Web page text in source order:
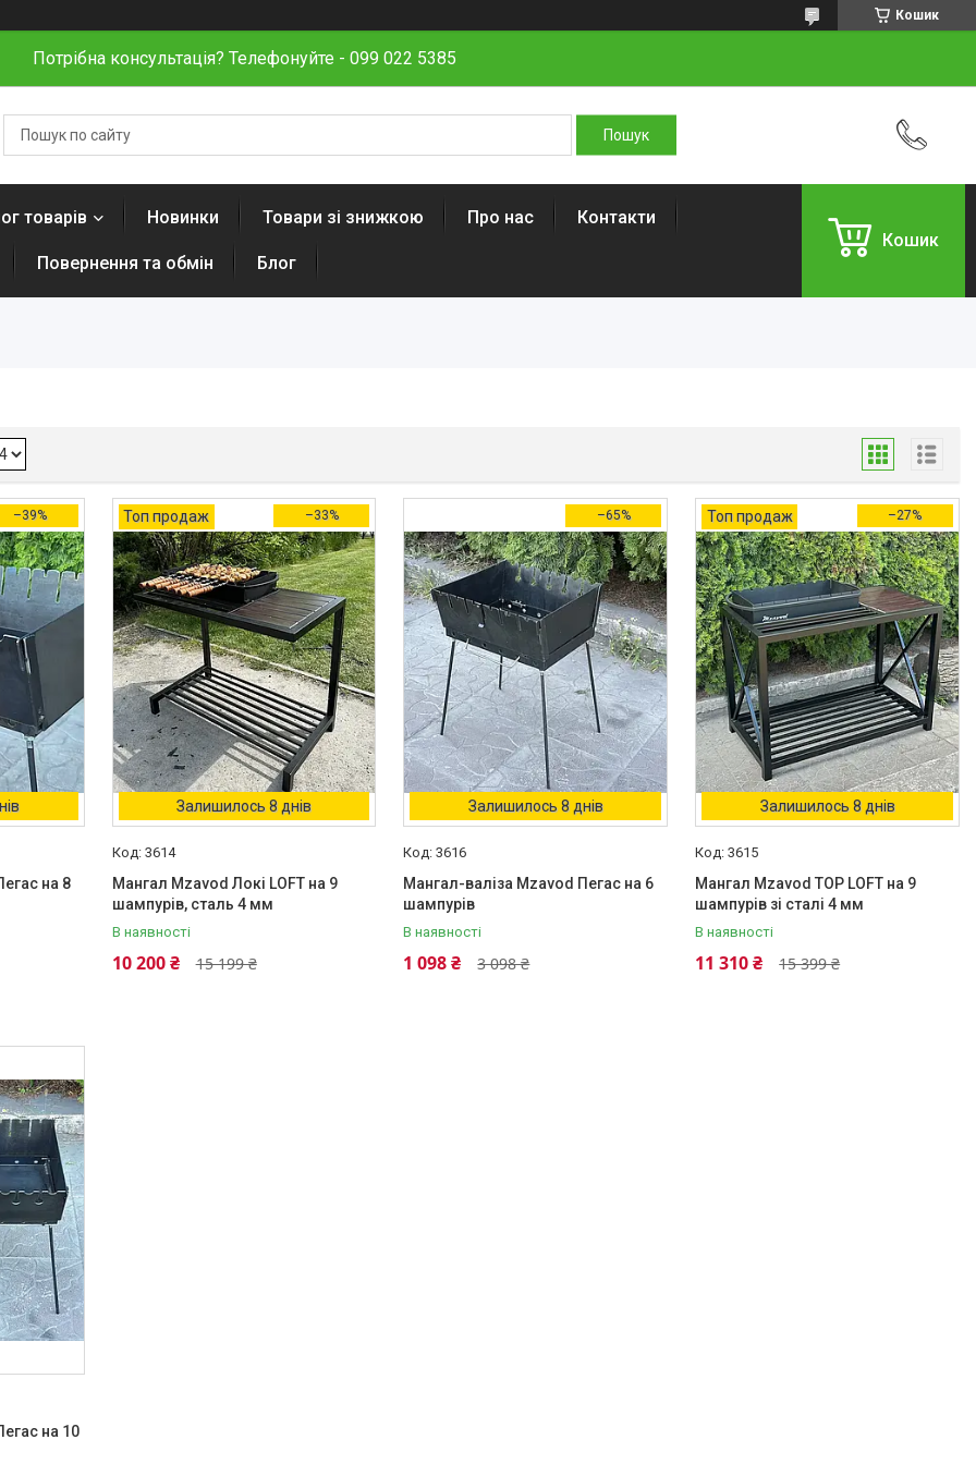
Кошик
Потрібна консультація? Телефонуйте - 099 022 5385
товарів Новинки Товари зі знижкою Про нас Контакти
Повернення та обмін Блог
Кошик
–39%
на 8
Топ продаж –33%
Залишилось 8 днів
3614
Мангал Mzavod Локі LOFT на 9
шампурів, сталь 4 мм
В наявності
15 199 ₴
10 200 ₴
–65%
Залишилось 8 днів
3616
Мангал-валіза Mzavod Пегас на 6
шампурів
В наявності
3 098 ₴
1 098 ₴
Топ продаж –27%
Залишилось 8 днів
3615
Мангал Mzavod ТОР LOFT на 9
шампурів зі сталі 4 мм
В наявності
15 399 ₴
11 310 ₴
на 10